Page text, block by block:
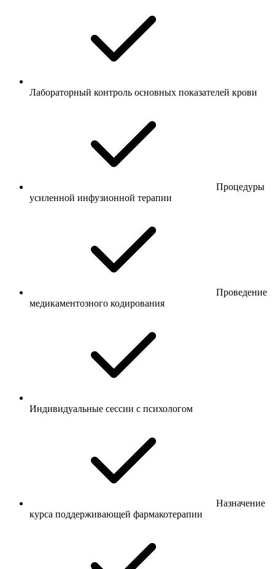
Лабораторный контроль основных показателей крови
Процедуры
усиленной инфузионной терапии
Проведение
медикаментозного кодирования
Индивидуальные сессии с психологом
Назначение
курса поддерживающей фармакотерапии